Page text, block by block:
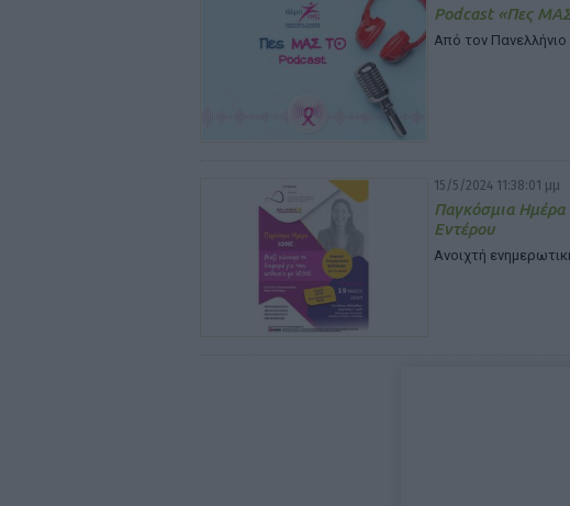
Podcast «Πες
Από τον
15/5/2024 11:38:01 μμ
Παγκόσμια
Εντέρου
Ανοιχτή